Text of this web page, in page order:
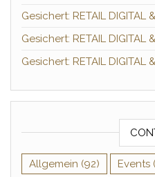
Gesichert: RETAIL
Gesichert: RETAIL
Gesichert: RETAIL
Allgemein (92) Events